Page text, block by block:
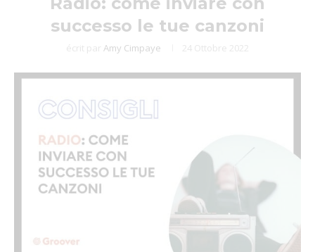
successo le tue canzoni
écrit par Amy Cimpaye 24 Ottobre 2022